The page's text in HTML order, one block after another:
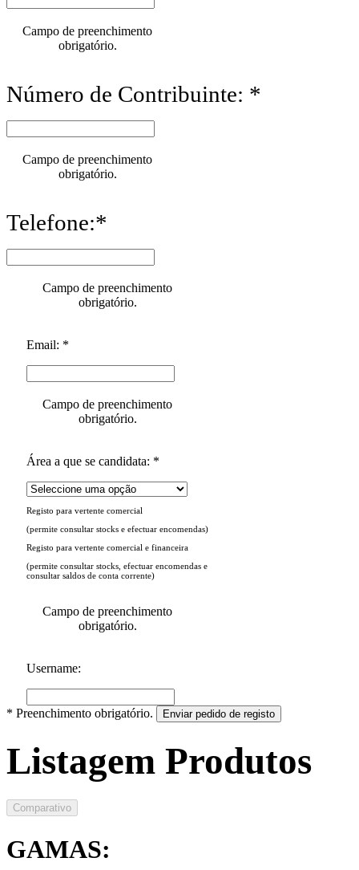
Campo de preenchimento
obrigatório.
Número de Contribuinte: *
Campo de preenchimento
obrigatório.
Telefone:*
Campo de preenchimento
obrigatório.
Email: *
Campo de preenchimento
obrigatório.
Área a que se candidata: *
Registo para vertente comercial
(permite consultar stocks e efectuar encomendas)
Registo para vertente comercial e financeira
(permite consultar stocks, efectuar encomendas e
consultar saldos de conta corrente)
Campo de preenchimento
obrigatório.
Username:
* Preenchimento obrigatório. Enviar pedido de registo
Listagem Produtos
Comparativo
GAMAS: